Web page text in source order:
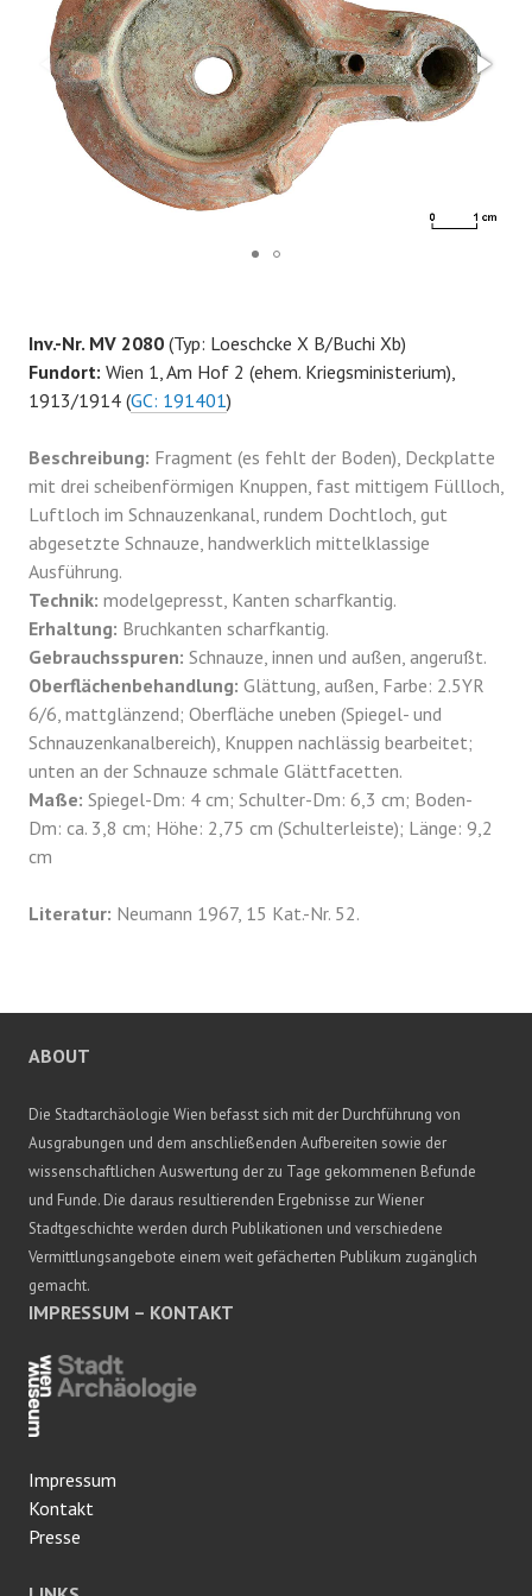
Inv.-Nr. MV 2080 (Typ: Loeschcke X B/Buchi Xb)
Fundort: Wien 1, Am Hof 2 (ehem. Kriegsministerium),
1913/1914 (GC: 191401)
Beschreibung: Fragment (es fehlt der Boden), Deckplatte
mit drei scheibenförmigen Knuppen, fast mittigem Füllloch,
Luftloch im Schnauzenkanal, rundem Dochtloch, gut
abgesetzte Schnauze, handwerklich mittelklassige
Ausführung.
Technik: modelgepresst, Kanten scharfkantig.
Erhaltung: Bruchkanten scharfkantig.
Gebrauchsspuren: Schnauze, innen und außen, angerußt.
Oberflächenbehandlung: Glättung, außen, Farbe: 2.5YR
6/6, mattglänzend; Oberfläche uneben (Spiegel- und
Schnauzenkanalbereich), Knuppen nachlässig bearbeitet;
unten an der Schnauze schmale Glättfacetten.
Maße: Spiegel-Dm: 4 cm; Schulter-Dm: 6,3 cm; Boden-
Dm: ca. 3,8 cm; Höhe: 2,75 cm (Schulterleiste); Länge: 9,2
cm
Literatur: Neumann 1967, 15 Kat.-Nr. 52.
ABOUT
Die Stadtarchäologie Wien befasst sich mit der Durchführung von
Ausgrabungen und dem anschließenden Aufbereiten sowie der
wissenschaftlichen Auswertung der zu Tage gekommenen Befunde
und Funde. Die daraus resultierenden Ergebnisse zur Wiener
Stadtgeschichte werden durch Publikationen und verschiedene
Vermittlungsangebote einem weit gefächerten Publikum zugänglich
gemacht.
IMPRESSUM – KONTAKT
Impressum
Kontakt
Presse